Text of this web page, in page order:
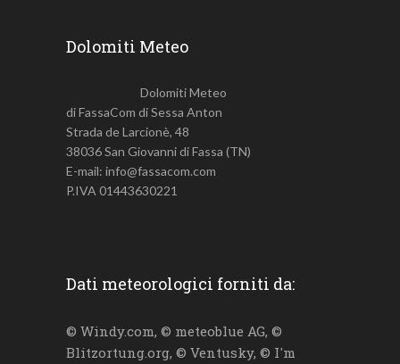
Dolomiti Meteo
Dolomiti Meteo
di FassaCom di Sessa Anton
Strada de Larcionè, 48
38036 San Giovanni di Fassa (TN)
E-mail: info@fassacom.com
P.IVA 01443630221
Dati meteorologici forniti da:
© Windy.com, © meteoblue AG, ©
Blitzortung.org, © Ventusky, © I'm